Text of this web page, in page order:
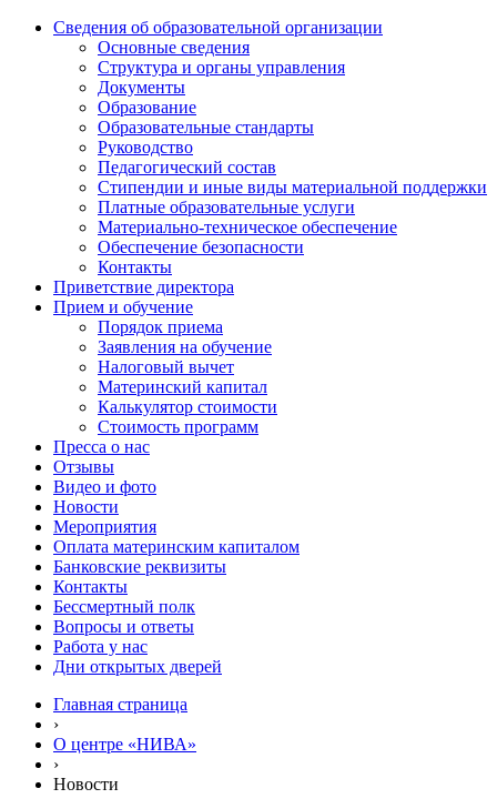
Сведения об образовательной организации
Основные сведения
Структура и органы управления
Документы
Образование
Образовательные стандарты
Руководство
Педагогический состав
Стипендии и иные виды материальной поддержки
Платные образовательные услуги
Материально-техническое обеспечение
Обеспечение безопасности
Контакты
Приветствие директора
Прием и обучение
Порядок приема
Заявления на обучение
Налоговый вычет
Материнский капитал
Калькулятор стоимости
Стоимость программ
Пресса о нас
Отзывы
Видео и фото
Новости
Мероприятия
Оплата материнским капиталом
Банковские реквизиты
Контакты
Бессмертный полк
Вопросы и ответы
Работа у нас
Дни открытых дверей
Главная страница
›
О центре «НИВА»
›
Новости